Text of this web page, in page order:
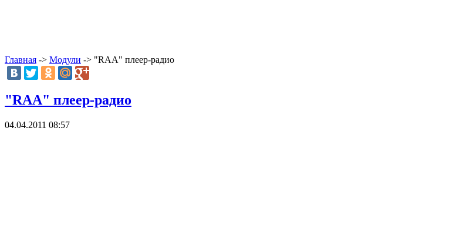
Главная -> Модули -> "RAA" плеер-радио
"RAA" плеер-радио
04.04.2011 08:57